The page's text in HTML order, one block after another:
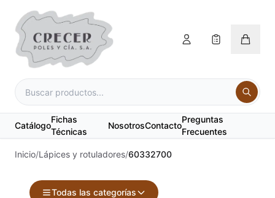
Catálogo
Fichas
Técnicas
NosotrosContacto
Preguntas
Frecuentes
Inicio/Lápices y rotuladores/60332700
Todas las categorías